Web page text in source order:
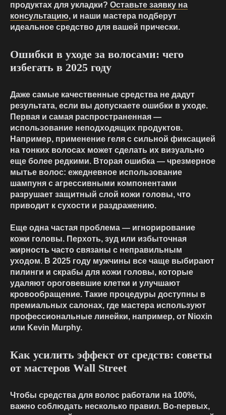
продуктах для укладки? Оставьте заявку на
консультацию, и наши мастера подберут
идеальное средство для вашей прически.
Ошибки в уходе за волосами: чего
избегать в 2025 году
Даже самые качественные средства не дадут
результата, если вы допускаете ошибки в уходе.
Первая и самая распространенная —
использование неподходящих продуктов.
Например, применение геля с сильной фиксацией
на тонких волосах может сделать их визуально
еще более редкими. Вторая ошибка — чрезмерное
мытье волос: ежедневное использование
шампуня с агрессивными компонентами
разрушает защитный слой кожи головы, что
приводит к сухости и раздражению.
Еще одна частая проблема — игнорирование
кожи головы. Перхоть, зуд или избыточная
жирность часто связаны с неправильным
уходом. В 2025 году мужчины все чаще выбирают
пилинги и скрабы для кожи головы, которые
удаляют ороговевшие клетки и улучшают
кровообращение. Такие процедуры доступны в
премиальных салонах, где мастера используют
профессиональные линейки, например, от Nioxin
или Kevin Murphy.
Как усилить эффект от средств: советы
от мастеров Wall Street
Чтобы средства для волос работали на 100%,
важно соблюдать несколько правил. Во-первых,